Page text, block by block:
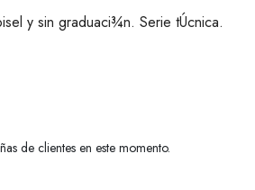
y sin graduaci¾n. Serie tÚcnica.
de clientes en este momento.